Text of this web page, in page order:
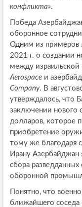
конфликта».
Победа
оборонное
Одним из примеров
2021 г. о создании
между
Aerospaceи
Company. В
утверждалось, что
заключении нового
долларов, которое
приобретение
тому же благодаря
Ирану
сбора
оборонной
Понятно, что
ближайшего соседа